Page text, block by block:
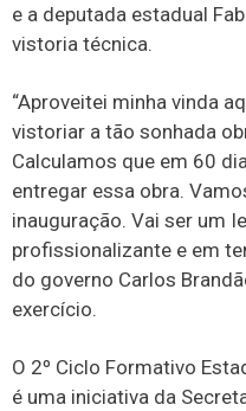
e a deputada estadual
vistoria técnica.
“Aproveitei minha vinda
vistoriar a tão sonhada
Calculamos que em 60
entregar essa obra.
inauguração. Vai ser um
profissionalizante e em
do governo Carlos
exercício.
O 2º Ciclo Formativo
é uma iniciativa da